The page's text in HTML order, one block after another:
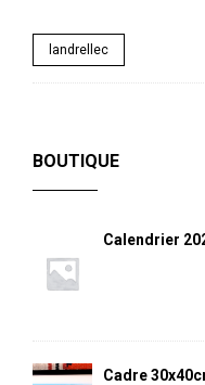
landrellec
BOUTIQUE
Calendrier
Cadre